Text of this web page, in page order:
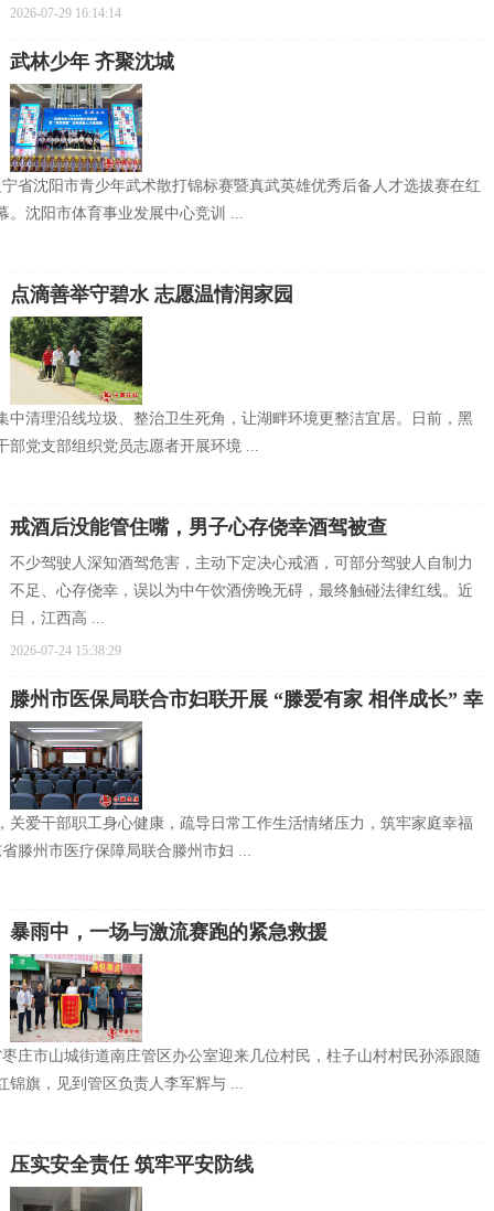
2026-07-29 16:14:14
武林少年 齐聚沈城
宁省沈阳市青少年武术散打锦标赛暨真武英雄优秀后备人才选拔赛在红
。沈阳市体育事业发展中心竞训 ...
点滴善举守碧水 志愿温情润家园
中清理沿线垃圾、整治卫生死角，让湖畔环境更整洁宜居。日前，黑
部党支部组织党员志愿者开展环境 ...
戒酒后没能管住嘴，男子心存侥幸酒驾被查
不少驾驶人深知酒驾危害，主动下定决心戒酒，可部分驾驶人自制力
不足、心存侥幸，误以为中午饮酒傍晚无碍，最终触碰法律红线。近
日，江西高 ...
2026-07-24 15:38:29
滕州市医保局联合市妇联开展 “滕爱有家 相伴成长” 幸
福人生主题讲座
关爱干部职工身心健康，疏导日常工作生活情绪压力，筑牢家庭幸福
滕州市医疗保障局联合滕州市妇 ...
暴雨中，一场与激流赛跑的紧急救援
庄市山城街道南庄管区办公室迎来几位村民，柱子山村村民孙添跟随
锦旗，见到管区负责人李军辉与 ...
压实安全责任 筑牢平安防线